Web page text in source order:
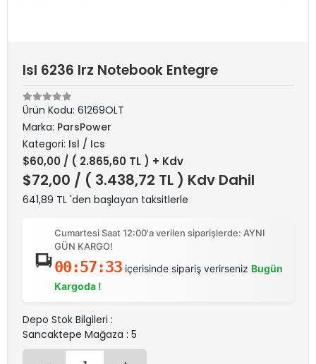
Isl 6236 Irz Notebook Entegre
Ürün Kodu: 61269OLT
Marka: ParsPower
Kategori: Isl / Ics
$60,00 / ( 2.865,60 TL ) + Kdv
$72,00 / ( 3.438,72 TL ) Kdv Dahil
641,89 TL 'den başlayan taksitlerle
Cumartesi Saat 12:00'a verilen siparişlerde: AYNI
GÜN KARGO!
00:57:33içerisinde sipariş verirseniz Bugün
Kargoda !
Depo Stok Bilgileri :
Sancaktepe Mağaza : 5